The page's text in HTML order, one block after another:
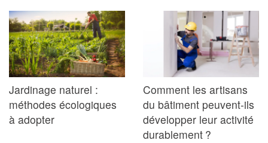
Jardinage naturel :
méthodes écologiques
à adopter
Comment les artisans
du bâtiment peuvent-ils
développer leur activité
durablement ?